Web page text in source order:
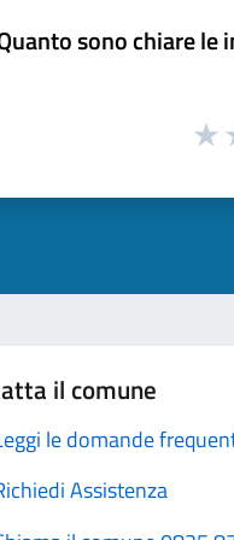
sono chiare le
il comune
le domande
Assistenza